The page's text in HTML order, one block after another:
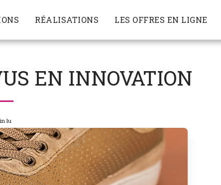
RÉALISATIONS LES OFFRES EN LIGNE
EN INNOVATION
lu